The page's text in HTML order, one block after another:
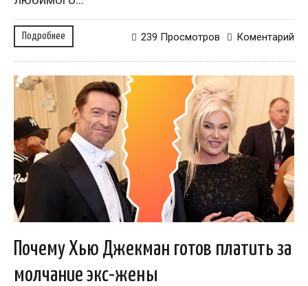
Подробнее Коментарий
239 Просмотров
Почему Хью Джекман готов платить за
молчание экс-жены